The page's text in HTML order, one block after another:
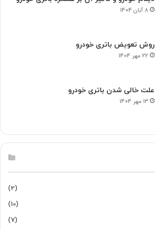
8 آبان 1404
روش تعویض باتری خودرو
22 مهر 1404
علت خالی شدن باتری خودرو
13 مهر 1404
(2)
(10)
(7)